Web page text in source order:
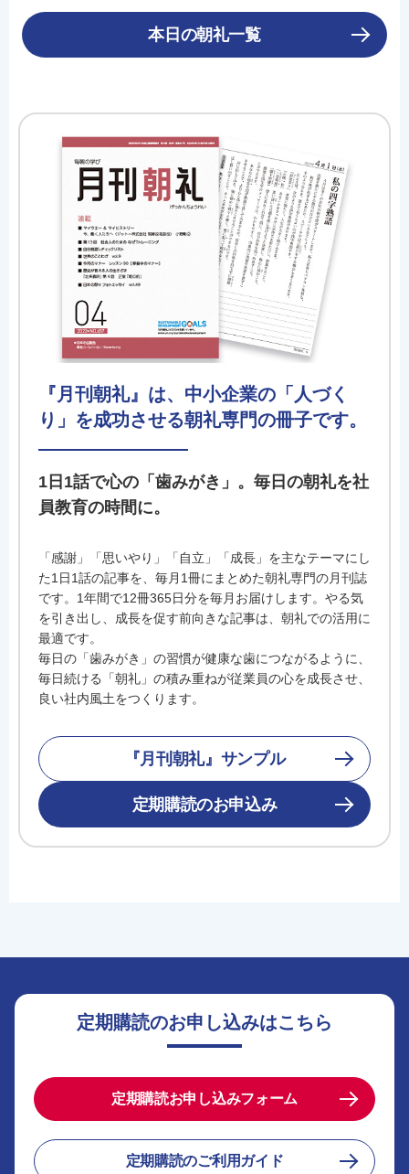
本日の朝礼一覧
『月刊朝礼』は、中小企業の「人づく
り」を成功させる朝礼専門の冊子です。
1日1話で心の「歯みがき」。毎日の朝礼を社
員教育の時間に。
「感謝」「思いやり」「自立」「成長」を主なテーマにし
た1日1話の記事を、毎月1冊にまとめた朝礼専門の月刊誌
です。1年間で12冊365日分を毎月お届けします。やる気
を引き出し、成長を促す前向きな記事は、朝礼での活用に
最適です。
毎日の「歯みがき」の習慣が健康な歯につながるように、
毎日続ける「朝礼」の積み重ねが従業員の心を成長させ、
良い社内風土をつくります。
『月刊朝礼』サンプル
定期購読のお申込み
定期購読のお申し込みはこちら
定期購読お申し込みフォーム
定期購読のご利用ガイド